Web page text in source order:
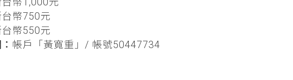
台幣750元
台幣550元
帳戶「黃寬重」/ 帳號50447734